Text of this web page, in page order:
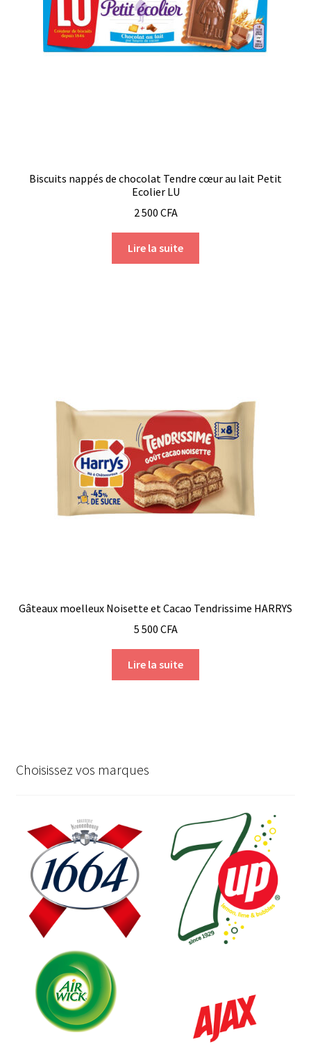
Biscuits nappés de chocolat Tendre cœur au lait Petit
Ecolier LU
2 500 CFA
Lire la suite
Gâteaux moelleux Noisette et Cacao Tendrissime HARRYS
5 500 CFA
Lire la suite
Choisissez vos marques